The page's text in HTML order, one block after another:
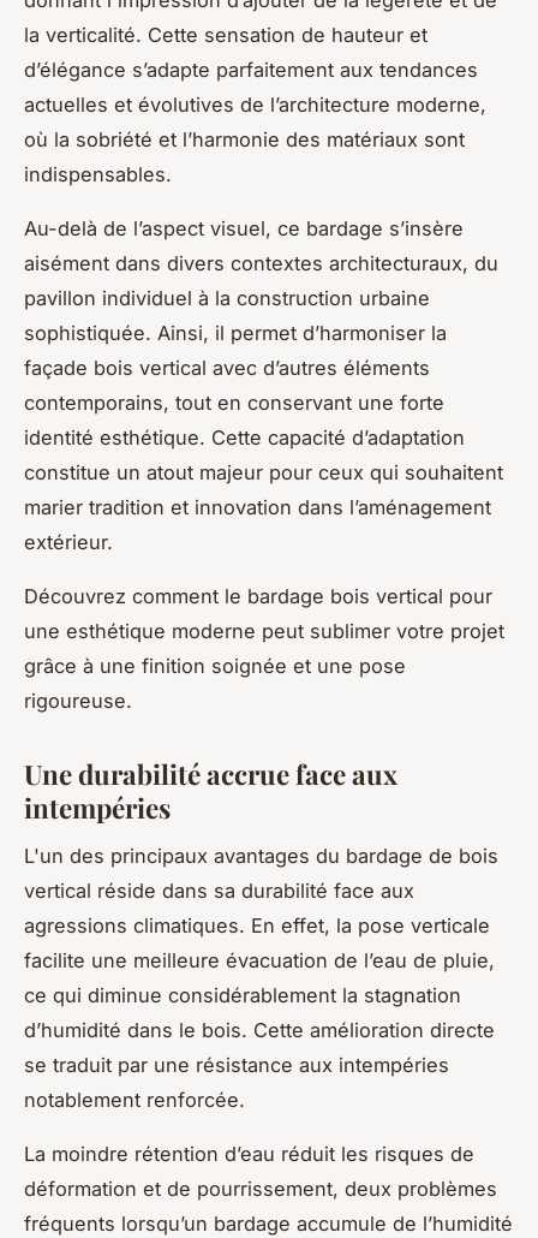
la verticalité. Cette sensation de hauteur et
d’élégance s’adapte parfaitement aux tendances
actuelles et évolutives de l’architecture moderne,
où la sobriété et l’harmonie des matériaux sont
indispensables.
Au-delà de l’aspect visuel, ce bardage s’insère
aisément dans divers contextes architecturaux, du
pavillon individuel à la construction urbaine
sophistiquée. Ainsi, il permet d’harmoniser la
façade bois vertical avec d’autres éléments
contemporains, tout en conservant une forte
identité esthétique. Cette capacité d’adaptation
constitue un atout majeur pour ceux qui souhaitent
marier tradition et innovation dans l’aménagement
extérieur.
Découvrez comment le bardage bois vertical pour
une esthétique moderne peut sublimer votre projet
grâce à une finition soignée et une pose
rigoureuse.
Une durabilité accrue face aux
intempéries
L'un des principaux avantages du bardage de bois
vertical réside dans sa durabilité face aux
agressions climatiques. En effet, la pose verticale
facilite une meilleure évacuation de l’eau de pluie,
ce qui diminue considérablement la stagnation
d’humidité dans le bois. Cette amélioration directe
se traduit par une résistance aux intempéries
notablement renforcée.
La moindre rétention d’eau réduit les risques de
déformation et de pourrissement, deux problèmes
fréquents lorsqu’un bardage accumule de l’humidité